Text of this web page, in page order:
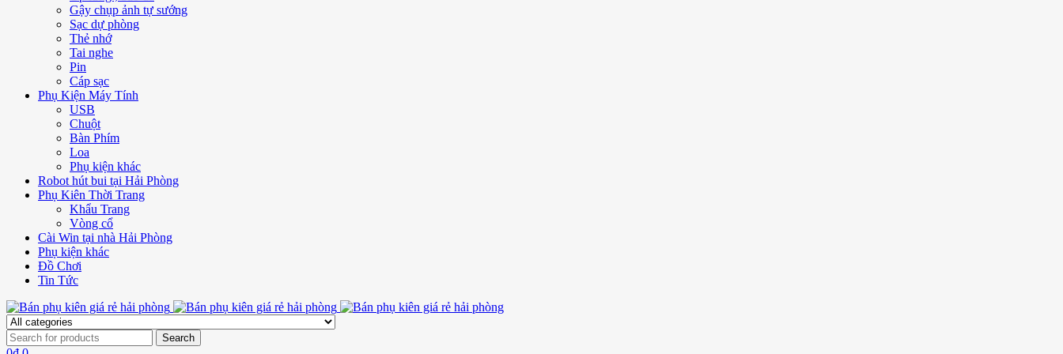
Gậy chụp ảnh tự sướng
Sạc dự phòng
Thẻ nhớ
Tai nghe
Pin
Cáp sạc
Phụ Kiện Máy Tính
USB
Chuột
Bàn Phím
Loa
Phụ kiện khác
Robot hút bui tại Hải Phòng
Phụ Kiên Thời Trang
Khẩu Trang
Vòng cổ
Cài Win tại nhà Hải Phòng
Phụ kiện khác
Đồ Chơi
Tin Tức